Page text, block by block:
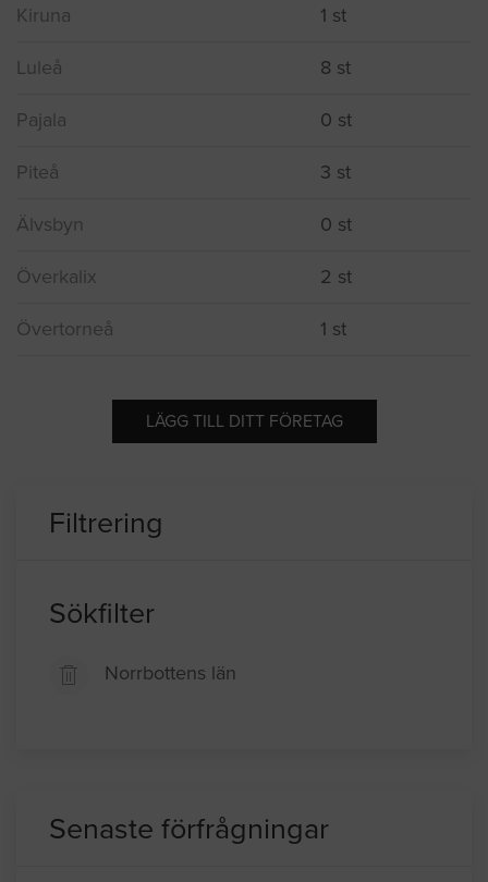
Kiruna 1 st
Luleå 8 st
Pajala 0 st
Piteå 3 st
Älvsbyn 0 st
Överkalix 2 st
Övertorneå 1 st
LÄGG TILL DITT FÖRETAG
Filtrering
Sökfilter
Norrbottens län
Senaste förfrågningar